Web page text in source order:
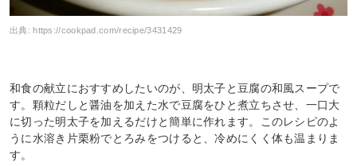
出典: https://cookpad.com/recipe/3431429
和食の献立におすすめしたいのが、明太子と豆腐の和風スープで
す。顆粒だしと醤油を加えた水で豆腐をひと煮立ちさせ、一口大
に切った明太子を加えるだけと簡単に作れます。このレシピのよ
うに水溶き片栗粉でとろみをつけると、冷めにくく体も温まりま
す。